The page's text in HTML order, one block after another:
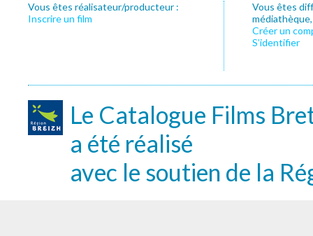
Vous êtes réalisateur/producteur :
Inscrire un film
Vous êtes
Créer un
S’identifier
Le Catalogue Films
a été réalisé
avec le soutien de la